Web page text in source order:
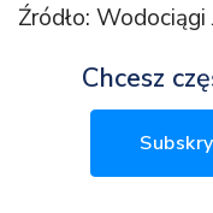
Źródło: Wodociągi
Chcesz